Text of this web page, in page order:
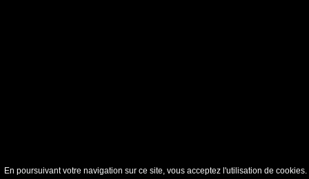
En poursuivant votre navigation sur ce site, vous acceptez l'utilisation de